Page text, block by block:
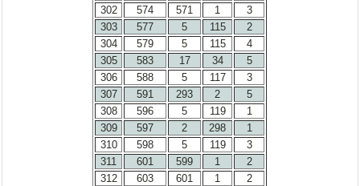
302
574 571 1
3
303
577 5 115
2
304
579 5 115
4
305
583 17 34
5
306
588 5 117
3
307
591 293 2
5
308
596 5 119
1
309
597 2 298
1
310
598 5 119
3
311
601 599 1
2
312
603 601 1 2